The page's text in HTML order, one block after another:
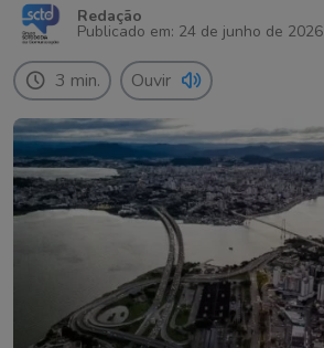
Redação
Publicado em: 24 de junho de 2026
3 min. Ouvir